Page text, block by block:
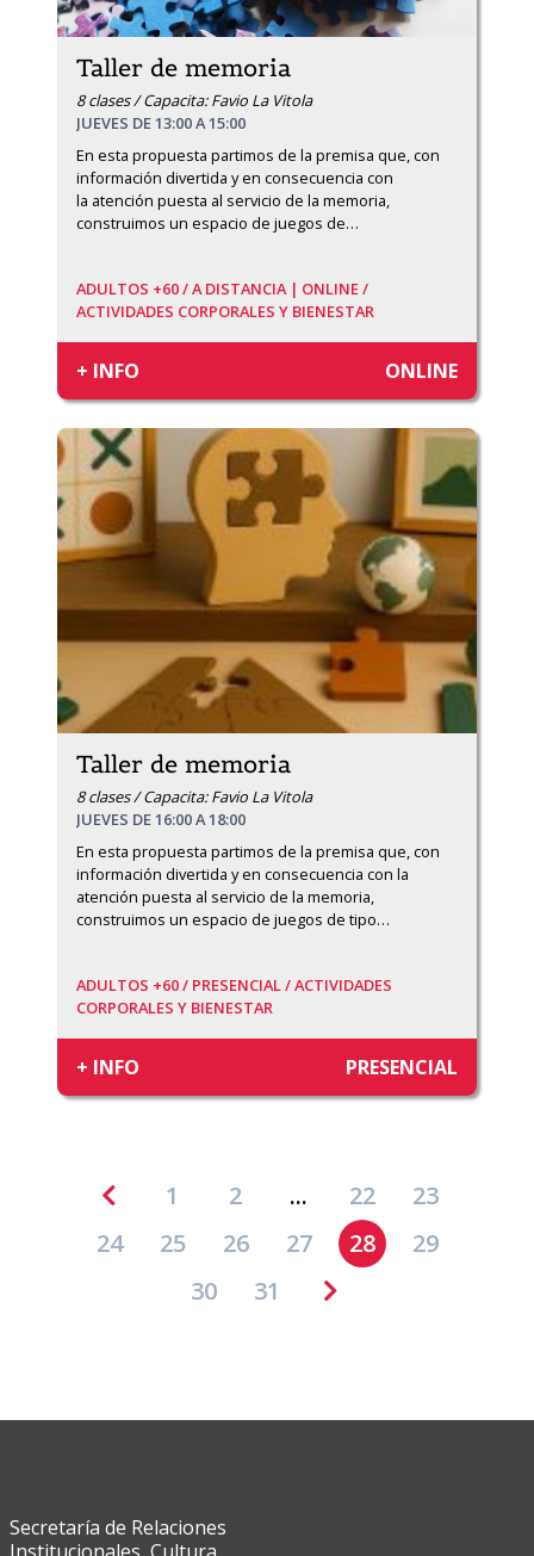
Taller de memoria
8 clases / Capacita: Favio La Vitola
JUEVES DE 13:00 A 15:00
En esta propuesta partimos de la premisa que, con
información divertida y en consecuencia con
la atención puesta al servicio de la memoria,
construimos un espacio de juegos de…
ADULTOS +60 /A DISTANCIA | ONLINE /
ACTIVIDADES CORPORALES Y BIENESTAR
+ INFO ONLINE
Taller de memoria
8 clases / Capacita: Favio La Vitola
JUEVES DE 16:00 A 18:00
En esta propuesta partimos de la premisa que, con
información divertida y en consecuencia con la
atención puesta al servicio de la memoria,
construimos un espacio de juegos de tipo…
ADULTOS +60 / PRESENCIAL /ACTIVIDADES
CORPORALES Y BIENESTAR
+ INFO PRESENCIAL
1 2 ... 22
23
24
25 26 27 28
29
30
31
Secretaría de Relaciones